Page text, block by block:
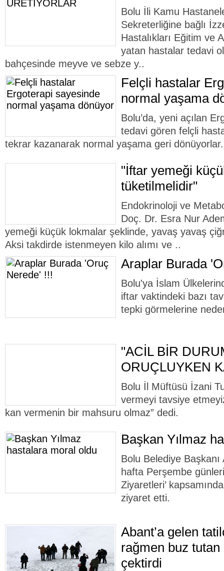
Bolu İli Kamu
Sekreterliğine bağlı
Hastalıkları Eğitim ve
yatan hastalar tedavi
bahçesinde meyve ve sebze y..
Felçli hastalar
normal yaşama
Bolu’da, yeni açılan
tedavi gören felçli
tekrar kazanarak normal yaşama geri dönüyorlar.
"İftar yemeği
tüketilmelidir"
Endokrinoloji ve
Doç. Dr. Esra Nur
yemeği küçük lokmalar şeklinde, yavaş yavaş
Aksi takdirde istenmeyen kilo alımı ve ..
Araplar Burada
Bolu'ya İslam
iftar vaktindeki bazı
tepki görmelerine
"ACİL BİR
ORUÇLUYKEN
Bolu İl Müftüsü İzani
vermeyi tavsiye
kan vermenin bir mahsuru olmaz” dedi.
Başkan Yılmaz
Bolu Belediye
hafta Perşembe
Ziyaretleri’
ziyaret etti.
Abant’a gelen
rağmen buz
çektirdi